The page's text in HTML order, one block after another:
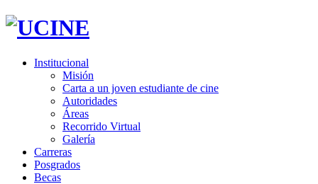
Institucional
Misión
Carta a un joven estudiante de cine
Autoridades
Áreas
Recorrido Virtual
Galería
Carreras
Posgrados
Becas